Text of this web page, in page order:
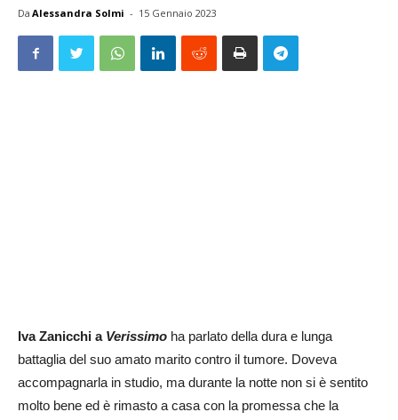
Da Alessandra Solmi - 15 Gennaio 2023
Iva Zanicchi a Verissimo ha parlato della dura e lunga
battaglia del suo amato marito contro il tumore. Doveva
accompagnarla in studio, ma durante la notte non si è sentito
molto bene ed è rimasto a casa con la promessa che la